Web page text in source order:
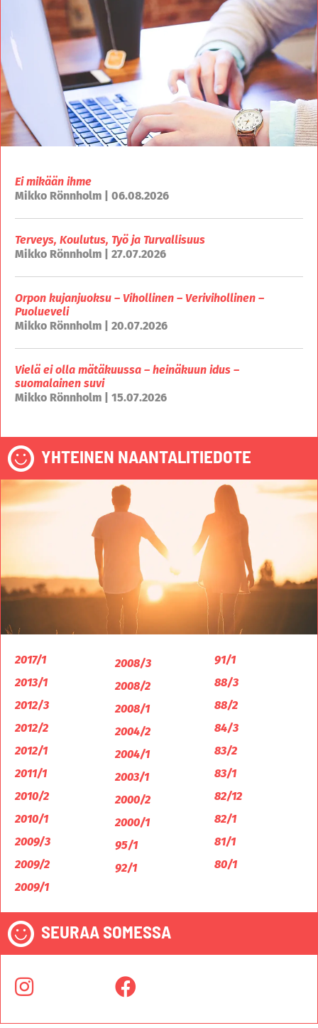
Ei mikään ihme
Mikko Rönnholm | 06.08.2026
Terveys, Koulutus, Työ ja Turvallisuus
Mikko Rönnholm | 27.07.2026
Orpon kujanjuoksu – Vihollinen – Verivihollinen –
Puolueveli
Mikko Rönnholm | 20.07.2026
Vielä ei olla mätäkuussa – heinäkuun idus –
suomalainen suvi
Mikko Rönnholm | 15.07.2026
YHTEINEN NAANTALITIEDOTE
2017/1
2013/1
2012/3
2012/2
2012/1
2011/1
2010/2
2010/1
2009/3
2009/2
2009/1
2008/3
2008/2
2008/1
2004/2
2004/1
2003/1
2000/2
2000/1
95/1
92/1
91/1
88/3
88/2
84/3
83/2
83/1
82/12
82/1
81/1
80/1
SEURAA SOMESSA